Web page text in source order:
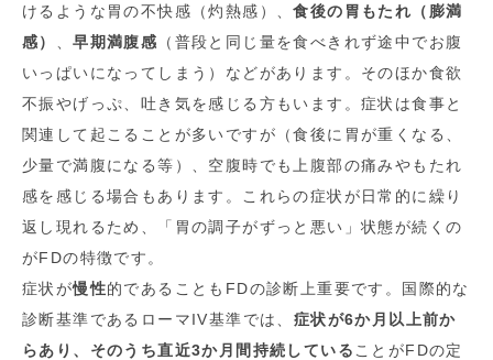
けるような胃の不快感（灼熱感）、食後の胃もたれ（膨満
感）
、早期満腹感 （普段と同じ量を食べきれず途中でお腹
いっぱいになってしまう）などがあります。そのほか食欲
不振やげっぷ、吐き気を感じる方もいます。症状は食事と
関連して起こることが多いですが（食後に胃が重くなる、
少量で満腹になる等）、空腹時でも上腹部の痛みやもたれ
感を感じる場合もあります。これらの症状が日常的に繰り
返し現れるため、「胃の調子がずっと悪い」状態が続くの
がFDの特徴です。
症状が慢性的であることもFDの診断上重要です。国際的な
診断基準であるローマIV基準では、 症状が6か月以上前か
らあり、そのうち直近3か月間持続している ことがFDの定